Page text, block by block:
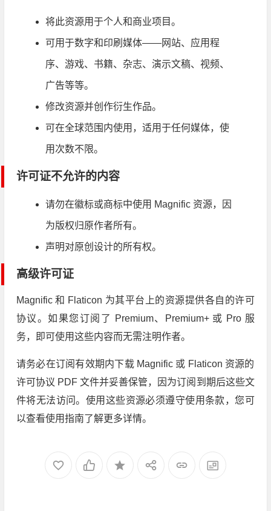
将此资源用于个人和商业项目。
可用于数字和印刷媒体——网站、应用程
序、游戏、书籍、杂志、演示文稿、视频、
广告等等。
修改资源并创作衍生作品。
可在全球范围内使用，适用于任何媒体，使
用次数不限。
许可证不允许的内容
请勿在徽标或商标中使用 Magnific 资源，因
为版权归原作者所有。
声明对原创设计的所有权。
高级许可证
Magnific 和 Flaticon 为其平台上的资源提供各自的许可
协议。如果您订阅了 Premium、Premium+ 或 Pro 服
务，即可使用这些内容而无需注明作者。
请务必在订阅有效期内下载 Magnific 或 Flaticon 资源的
许可协议 PDF 文件并妥善保管，因为订阅到期后这些文
件将无法访问。使用这些资源必须遵守使用条款，您可
以查看使用指南了解更多详情。